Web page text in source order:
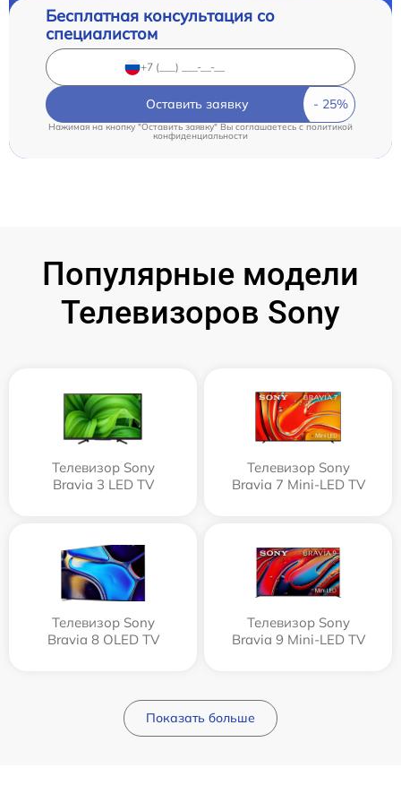
Бесплатная консультация со
специалистом
Оставить заявку
Нажимая на кнопку "Оставить заявку" Вы соглашаетесь cполитикой
конфиденциальности
Популярные модели
Телевизоров Sony
Телевизор Sony
Bravia 3 LED TV
Телевизор Sony
Bravia 7 Mini-LED TV
Телевизор Sony
Bravia 8 OLED TV
Телевизор Sony
Bravia 9 Mini-LED TV
Показать больше